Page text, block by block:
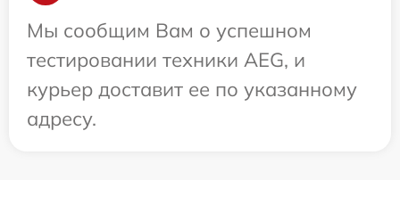
Мы сообщим Вам о успешном
тестировании техники AEG, и
курьер доставит ее по указанному
адресу.